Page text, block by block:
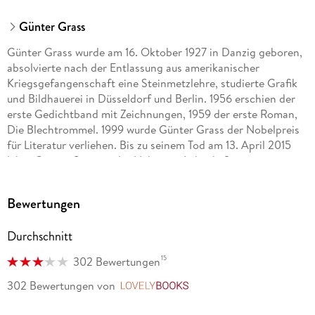
Günter Grass
Günter Grass wurde am 16. Oktober 1927 in Danzig geboren,
absolvierte nach der Entlassung aus amerikanischer
Kriegsgefangenschaft eine Steinmetzlehre, studierte Grafik
und Bildhauerei in Düsseldorf und Berlin. 1956 erschien der
erste Gedichtband mit Zeichnungen, 1959 der erste Roman,
Die Blechtrommel. 1999 wurde Günter Grass der Nobelpreis
für Literatur verliehen. Bis zu seinem Tod am 13. April 2015
lebte Günter Grass in der Nähe von Lübeck. Sein gesamtes
Bewertungen
Durchschnitt
302 Bewertungen15
302 Bewertungen von